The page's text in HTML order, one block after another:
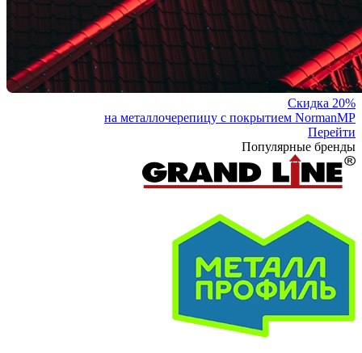
Скидка 20%
на металлочерепицу с покрытием NormanMP
Перейти
Популярные бренды